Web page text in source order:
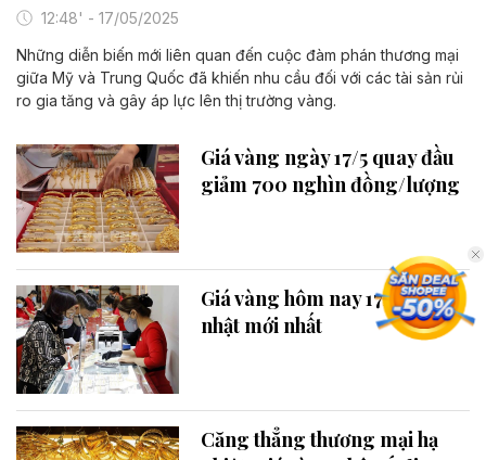
12:48' - 17/05/2025
Những diễn biến mới liên quan đến cuộc đàm phán thương mại
giữa Mỹ và Trung Quốc đã khiến nhu cầu đối với các tài sản rủi
ro gia tăng và gây áp lực lên thị trường vàng.
Giá vàng ngày 17/5 quay đầu
giảm 700 nghìn đồng/lượng
Giá vàng hôm nay 17/5 cập
nhật mới nhất
Căng thẳng thương mại hạ